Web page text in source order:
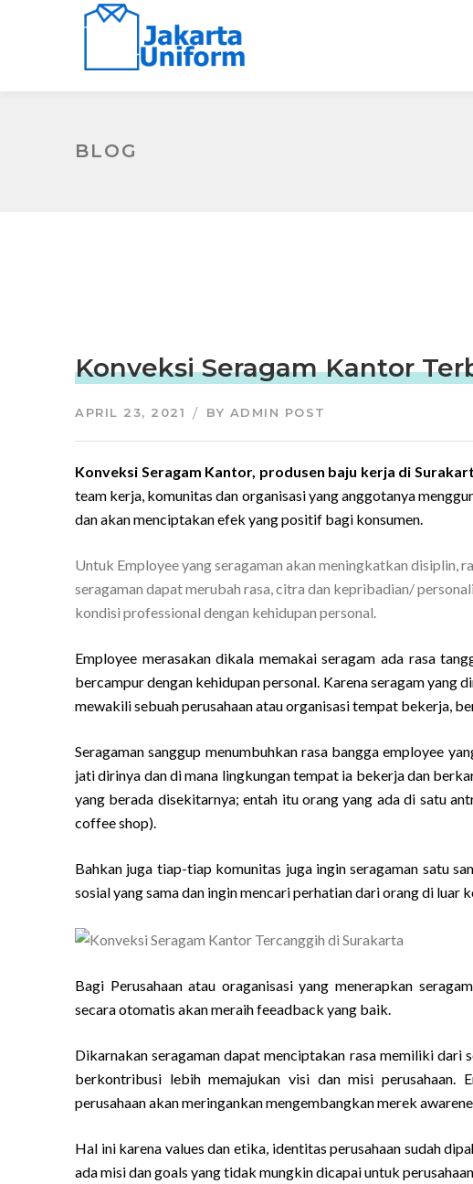
BLOG
Konveksi Seragam Kantor
APRIL 23, 2021 BY ADMIN POST
Konveksi Seragam Kantor, produsen baju kerja di
team kerja, komunitas dan organisasi yang anggotanya
dan akan menciptakan efek yang positif bagi konsumen.
Untuk Employee yang seragaman akan meningkatkan disiplin,
seragaman dapat merubah rasa, citra dan kepribadian/
kondisi professional dengan kehidupan personal.
Employee merasakan dikala memakai seragam ada rasa
bercampur dengan kehidupan personal. Karena seragam
mewakili sebuah perusahaan atau organisasi tempat bekerja,
Seragaman sanggup menumbuhkan rasa bangga employee
jati dirinya dan di mana lingkungan tempat ia bekerja dan
yang berada disekitarnya; entah itu orang yang ada di satu
coffee shop).
Bahkan juga tiap-tiap komunitas juga ingin seragaman satu
sosial yang sama dan ingin mencari perhatian dari orang di luar
Bagi Perusahaan atau oraganisasi yang menerapkan
secara otomatis akan meraih feeadback yang baik.
Dikarnakan seragaman dapat menciptakan rasa memiliki dari
berkontribusi lebih memajukan visi dan misi perusahaan.
perusahaan akan meringankan mengembangkan merek
Hal ini karena values dan etika, identitas perusahaan sudah
ada misi dan goals yang tidak mungkin dicapai untuk